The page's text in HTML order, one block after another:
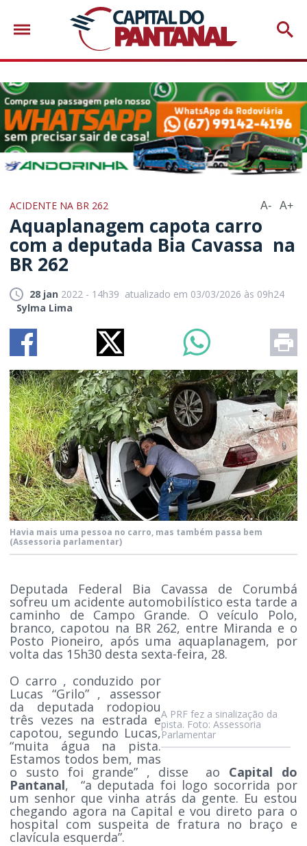
ACIDENTE NA BR 262 A- A+
Aquaplanagem capota carro
com a deputada Bia Cavassa na
BR 262
28 jan 2022 - 14h39 atualizado em 03/03/2026 às 09h24
Sylma Lima
Havia mais uma pessoa no carro, mas também passa bem
(Assessoria parlamentar)
Deputada Federal Bia Cavassa de Corumbá
sofreu um acidente automobilístico esta tarde a
caminho de Campo Grande. O veículo Polo,
branco, capotou na BR 262, entre Miranda e o
Posto Pioneiro, após uma aquaplanagem, por
volta das 15h30 desta sexta-feira, 28.
A PRF fez a sinalização da
pista. Foto: Assessoria
Parlamentar
O carro , conduzido por
Lucas “Grilo” , assessor
da deputada rodopiou
três vezes na estrada e
capotou, segundo Lucas,
“muita água na pista.
Estamos todos bem, mas
o susto foi grande” , disse ao Capital do
Pantanal, “a deputada foi logo socorrida por
um senhor que vinha atrás da gente. Eu estou
chegando agora na Capital e vou direto para o
hospital com suspeita de fratura no braço e
clavícula esquerda”.